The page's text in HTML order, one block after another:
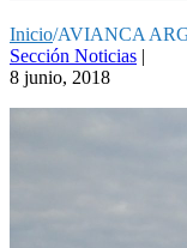
Inicio/AVIANCA
Sección Noticias |
8 junio, 2018